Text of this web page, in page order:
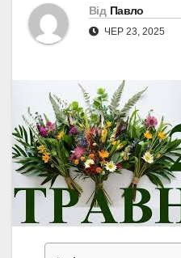
Від Павло
ЧЕР 23, 2025